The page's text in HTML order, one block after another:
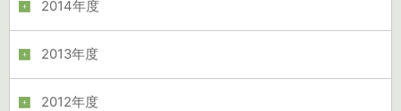
2014年度
2013年度
2012年度